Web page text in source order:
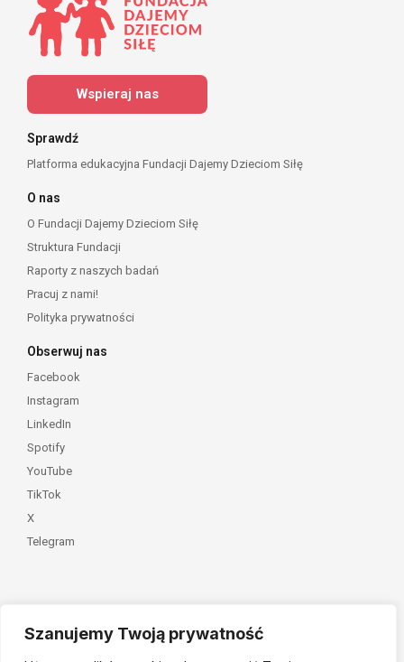
Szanujemy Twoją prywatność
Wspieraj nas
Sprawdź
Platforma edukacyjna Fundacji Dajemy Dzieciom Siłę
O nas
O Fundacji Dajemy Dzieciom Siłę
Struktura Fundacji
Raporty z naszych badań
Pracuj z nami!
Polityka prywatności
Obserwuj nas
Facebook
Instagram
LinkedIn
Spotify
YouTube
TikTok
X
Telegram
Należymy do